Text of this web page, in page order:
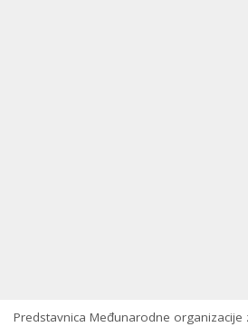
Predstavnica Međunarodne organizacije